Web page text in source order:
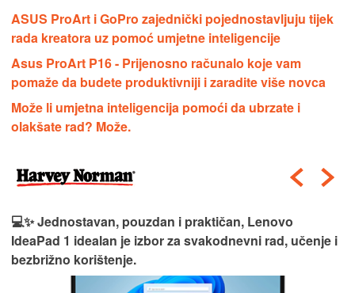
ASUS ProArt i GoPro zajednički pojednostavljuju tijek
rada kreatora uz pomoć umjetne inteligencije
Asus ProArt P16 - Prijenosno računalo koje vam
pomaže da budete produktivniji i zaradite više novca
Može li umjetna inteligencija pomoći da ubrzate i
olakšate rad? Može.
💻✨ Jednostavan, pouzdan i praktičan, Lenovo
IdeaPad 1 idealan je izbor za svakodnevni rad, učenje i
bezbrižno korištenje.